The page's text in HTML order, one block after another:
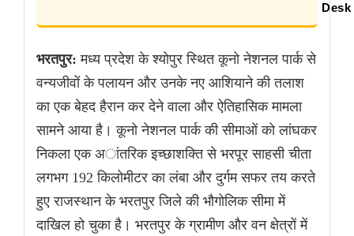
Desk
भरतपुर: मध्य प्रदेश के श्योपुर स्थित कूनो नेशनल पार्क से
वन्यजीवों के पलायन और उनके नए आशियाने की तलाश
का एक बेहद हैरान कर देने वाला और ऐतिहासिक मामला
सामने आया है। कूनो नेशनल पार्क की सीमाओं को लांघकर
निकला एक अांतरिक इच्छाशक्ति से भरपूर साहसी चीता
लगभग 192 किलोमीटर का लंबा और दुर्गम सफर तय करते
हुए राजस्थान के भरतपुर जिले की भौगोलिक सीमा में
दाखिल हो चुका है। भरतपुर के ग्रामीण और वन क्षेत्रों में